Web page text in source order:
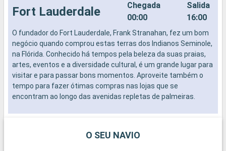
Fort Lauderdale
Chegada
00:00
Salida
16:00
O fundador do Fort Lauderdale, Frank Stranahan, fez um bom
negócio quando comprou estas terras dos Indianos Seminole,
na Flórida. Conhecido há tempos pela beleza da suas praias,
artes, eventos e a diversidade cultural, é um grande lugar para
visitar e para passar bons momentos. Aproveite também o
tempo para fazer ótimas compras nas lojas que se
encontram ao longo das avenidas repletas de palmeiras.
O SEU NAVIO